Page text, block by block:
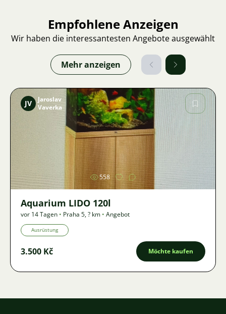
Empfohlene Anzeigen
Wir haben die interessantesten Angebote ausgewählt
Mehr anzeigen
Bild
JV
Jaroslav
Vaverka
558
Aquarium LIDO 120l
vor 14 Tagen • Praha 5,? km • Angebot
Ausrüstung
3.500 Kč Möchte kaufen